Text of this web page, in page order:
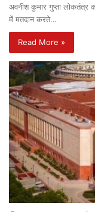
अवनीश कुमार गुप्ता लोकतंत्र
में मतदान करते…
Read More »